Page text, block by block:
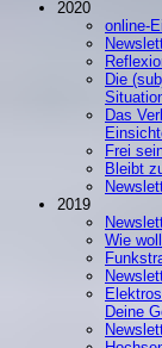
2020
online-
Die
Das
Frei
Bleibt
2019
Wie
Deine